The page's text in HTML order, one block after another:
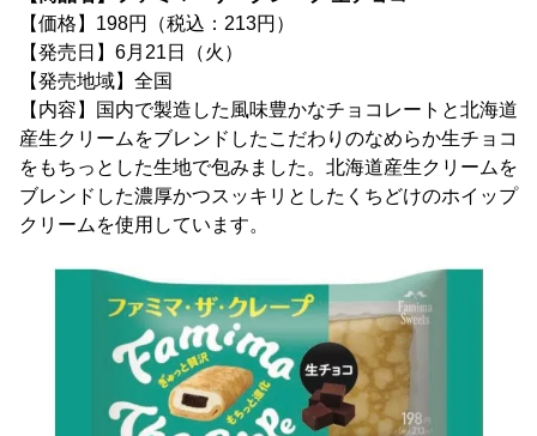
【価格】198円（税込：213円）
【発売日】6月21日（火）
【発売地域】全国
【内容】国内で製造した風味豊かなチョコレートと北海道
産生クリームをブレンドしたこだわりのなめらか生チョコ
をもちっとした生地で包みました。北海道産生クリームを
ブレンドした濃厚かつスッキリとしたくちどけのホイップ
クリームを使用しています。